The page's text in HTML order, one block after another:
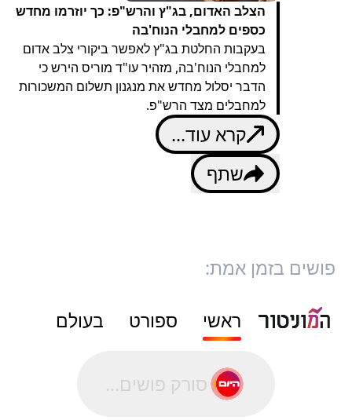
הצלב האדום, בג"ץ והרש"פ: כך יוזרמו מחדש
כספים למחבלי הנוח'בה
בעקבות החלטת בג"ץ לאפשר ביקורי צלב אדום
למחבלי הנוח'בה, מזהיר עו"ד מוריס הירש כי
הדבר יסלול מחדש את מנגנון תשלום המשכורות
למחבלים מצד הרש"פ.
קרא עוד...
שתף
פושים בזמן אמת:
ראשי ספורט בעולם
סורק פושים...